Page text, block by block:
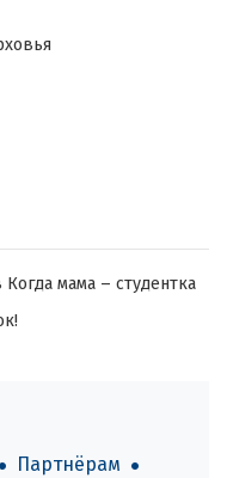
Когда мама – студентка
Партнёрам